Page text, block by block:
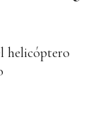
helicóptero